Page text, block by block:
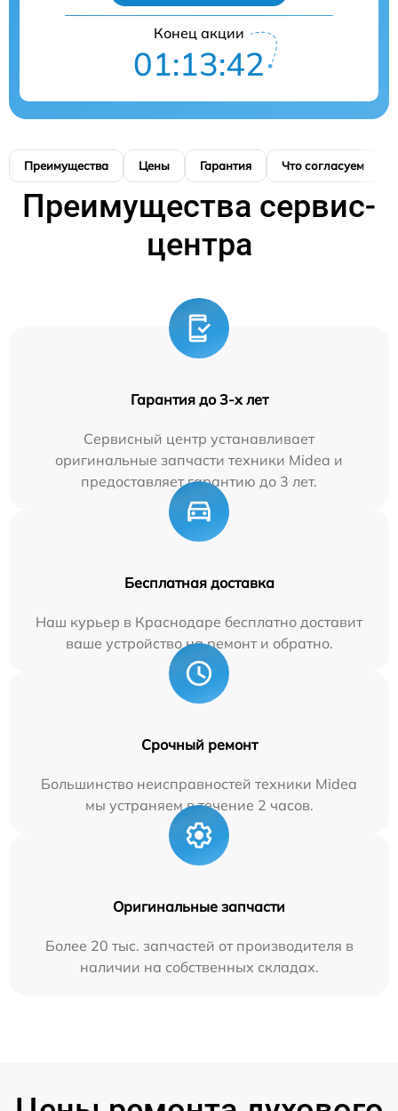
Конец акции
01:13:40
Преимущества Цены Гарантия Что согласуем
Преимущества сервис-
центра
Гарантия до 3-х лет
Сервисный центр устанавливает
оригинальные запчасти техники Midea и
предоставляет гарантию до 3 лет.
Бесплатная доставка
Наш курьер в Краснодаре бесплатно доставит
ваше устройство на ремонт и обратно.
Срочный ремонт
Большинство неисправностей техники Midea
мы устраняем в течение 2 часов.
Оригинальные запчасти
Более 20 тыс. запчастей от производителя в
наличии на собственных складах.